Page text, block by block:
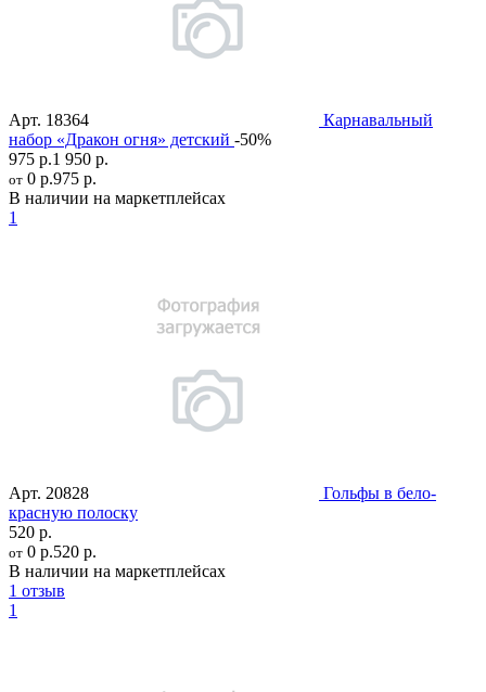
Арт. 18364
Карнавальный
набор «Дракон огня» детский -50%
975 р.1 950 р.
от 0 р.975 р.
В наличии на маркетплейсах
1
Арт. 20828
Гольфы в бело-
красную полоску
520 р.
от 0 р.520 р.
В наличии на маркетплейсах
1 отзыв
1